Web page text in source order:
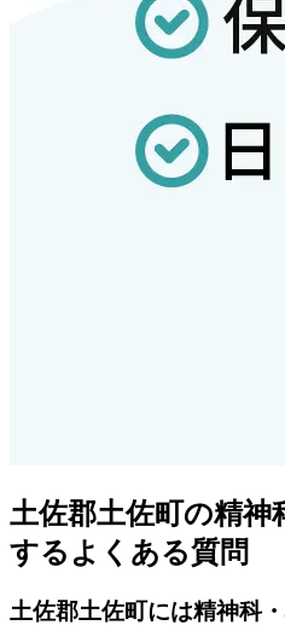
土佐郡土佐町の精神
するよくある質問
土佐郡土佐町には精神科